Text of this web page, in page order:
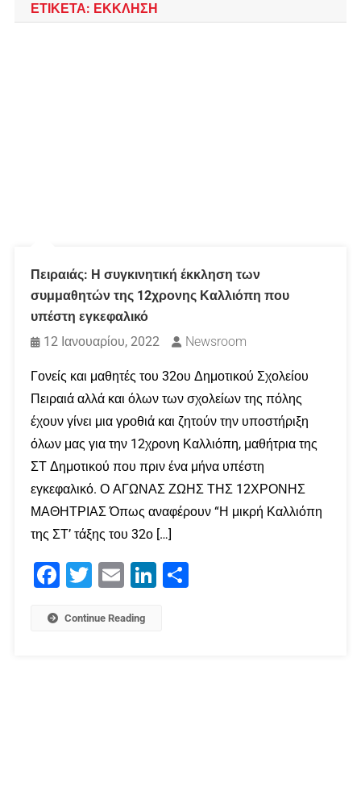
ΕΤΙΚΈΤΑ: ΈΚΚΛΗΣΗ
Πειραιάς: Η συγκινητική έκκληση των
συμμαθητών της 12χρονης Καλλιόπη που
υπέστη εγκεφαλικό
12 Ιανουαρίου, 2022
Newsroom
Γονείς και μαθητές του 32ου Δημοτικού Σχολείου
Πειραιά αλλά και όλων των σχολείων της πόλης
έχουν γίνει μια γροθιά και ζητούν την υποστήριξη
όλων μας για την 12χρονη Καλλιόπη, μαθήτρια της
ΣΤ Δημοτικού που πριν ένα μήνα υπέστη
εγκεφαλικό. Ο ΑΓΩΝΑΣ ΖΩΗΣ ΤΗΣ 12ΧΡΟΝΗΣ
ΜΑΘΗΤΡΙΑΣ Όπως αναφέρουν “Η μικρή Καλλιόπη
της ΣΤ’ τάξης του 32ο […]
Facebook
Twitter Email LinkedIn
Continue Reading